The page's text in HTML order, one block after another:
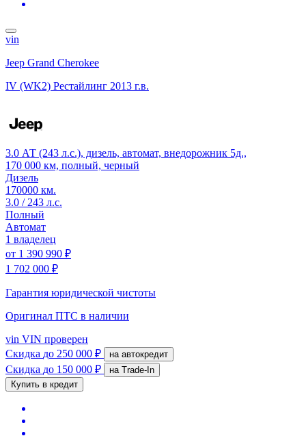
vin
Jeep Grand Cherokee
IV (WK2) Рестайлинг 2013 г.в.
3.0 АТ (243 л.с.), дизель, автомат, внедорожник 5д.,
170 000 км, полный, черный
Дизель
170000 км.
3.0 / 243 л.с.
Полный
Автомат
1 владелец
от 1 390 990 ₽
1 702 000 ₽
Гарантия юридической чистоты
Оригинал ПТС в наличии
vin VIN проверен
Скидка до 250 000 ₽ на автокредит
Скидка до 150 000 ₽
на Trade-In
Купить в кредит